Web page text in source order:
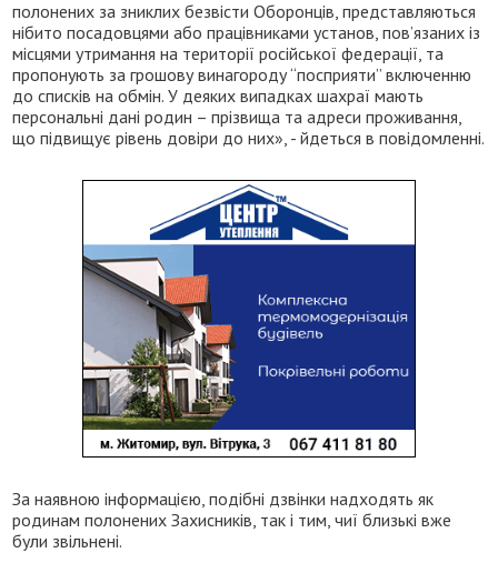
полонених за зниклих безвісти Оборонців, представляються
нібито посадовцями або працівниками установ, пов’язаних із
місцями утримання на території російської федерації, та
пропонують за грошову винагороду “посприяти” включенню
до списків на обмін. У деяких випадках шахраї мають
персональні дані родин – прізвища та адреси проживання,
що підвищує рівень довіри до них», - йдеться в повідомленні.
За наявною інформацією, подібні дзвінки надходять як
родинам полонених Захисників, так і тим, чиї близькі вже
були звільнені.